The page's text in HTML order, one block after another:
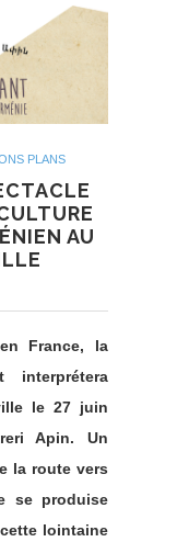
PLANS
AU
France, la
interprétera
le 27 juin
Apin. Un
la route vers
se produise
lointaine